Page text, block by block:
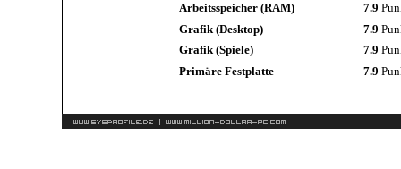
Arbeitsspeicher (RAM)
7.9
Grafik (Desktop)
7.9
Grafik (Spiele)
7.9
Primäre Festplatte
7.9